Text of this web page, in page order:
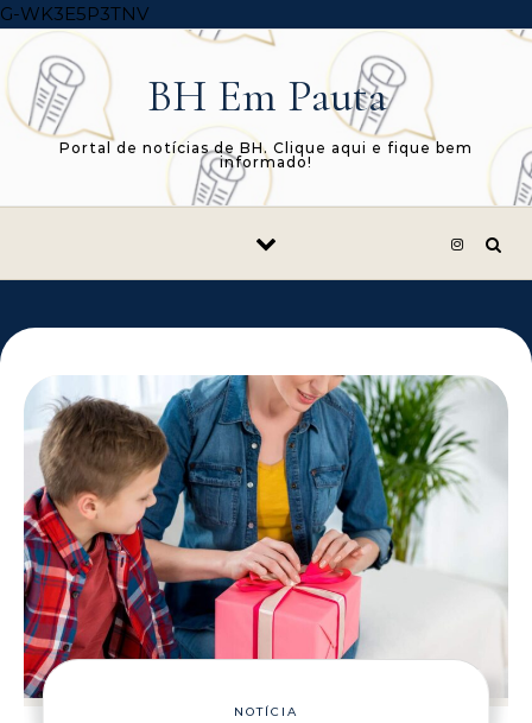
G-WK3E5P3TNVSkip to content
BH Em Pauta
Portal de notícias de BH. Clique aqui e fique bem
informado!
NOTÍCIA